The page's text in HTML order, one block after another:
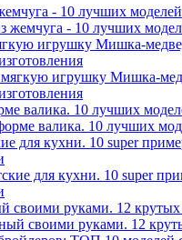
- 10 лучших
игрушку Мишка-
валика. 10 лучших
для кухни. 10 super
своими руками. 12